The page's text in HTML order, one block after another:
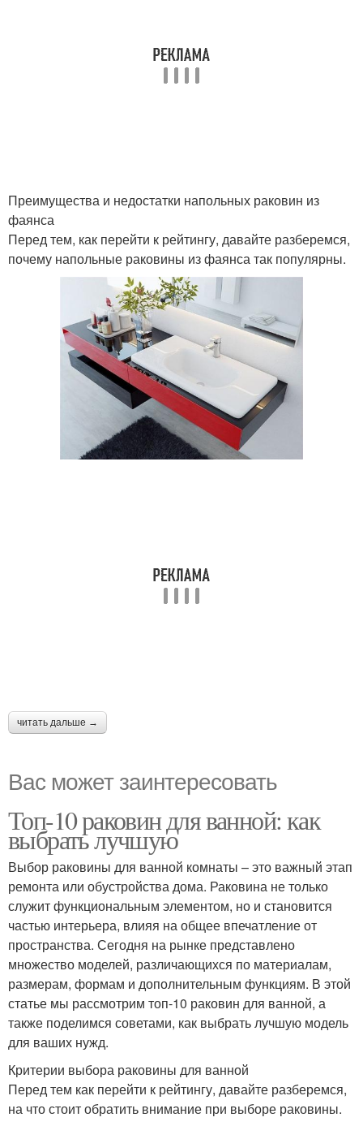
Преимущества и недостатки напольных раковин из
фаянса
Перед тем, как перейти к рейтингу, давайте разберемся,
почему напольные раковины из фаянса так популярны.
читать дальше →
Вас может заинтересовать
Топ-10 раковин для ванной: как
выбрать лучшую
Выбор раковины для ванной комнаты – это важный этап
ремонта или обустройства дома. Раковина не только
служит функциональным элементом, но и становится
частью интерьера, влияя на общее впечатление от
пространства. Сегодня на рынке представлено
множество моделей, различающихся по материалам,
размерам, формам и дополнительным функциям. В этой
статье мы рассмотрим топ-10 раковин для ванной, а
также поделимся советами, как выбрать лучшую модель
для ваших нужд.
Критерии выбора раковины для ванной
Перед тем как перейти к рейтингу, давайте разберемся,
на что стоит обратить внимание при выборе раковины.